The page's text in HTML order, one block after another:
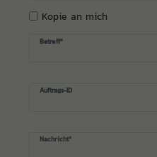
Kopie an mich
Betreff*
Auftrags-ID
Nachricht*